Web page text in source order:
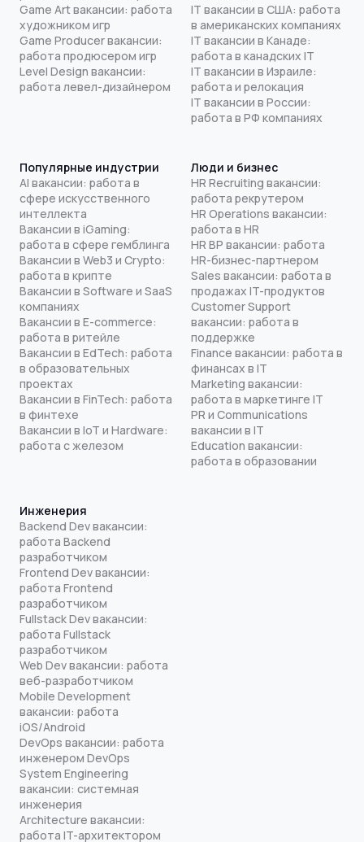
Game Art вакансии: работа
художником игр
Game Producer вакансии:
работа продюсером игр
Level Design вакансии:
работа левел-дизайнером
IT вакансии в США: работа
в американских компаниях
IT вакансии в Канаде:
работа в канадских IT
IT вакансии в Израиле:
работа и релокация
IT вакансии в России:
работа в РФ компаниях
Популярные индустрии
AI вакансии: работа в
сфере искусственного
интеллекта
Вакансии в iGaming:
работа в сфере гемблинга
Вакансии в Web3 и Crypto:
работа в крипте
Вакансии в Software и SaaS
компаниях
Вакансии в E-commerce:
работа в ритейле
Вакансии в EdTech: работа
в образовательных
проектах
Вакансии в FinTech: работа
в финтехе
Вакансии в IoT и Hardware:
работа с железом
Люди и бизнес
HR Recruiting вакансии:
работа рекрутером
HR Operations вакансии:
работа в HR
HR BP вакансии: работа
HR-бизнес-партнером
Sales вакансии: работа в
продажах IT-продуктов
Customer Support
вакансии: работа в
поддержке
Finance вакансии: работа в
финансах в IT
Marketing вакансии:
работа в маркетинге IT
PR и Communications
вакансии в IT
Education вакансии:
работа в образовании
Инженерия
Backend Dev вакансии:
работа Backend
разработчиком
Frontend Dev вакансии:
работа Frontend
разработчиком
Fullstack Dev вакансии:
работа Fullstack
разработчиком
Web Dev вакансии: работа
веб-разработчиком
Mobile Development
вакансии: работа
iOS/Android
DevOps вакансии: работа
инженером DevOps
System Engineering
вакансии: системная
инженерия
Architecture вакансии:
работа IT-архитектором